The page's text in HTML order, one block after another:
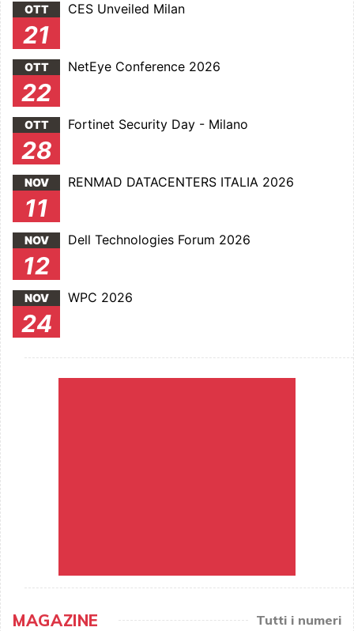
OTT
21
CES Unveiled Milan
OTT
22
NetEye Conference 2026
OTT
28
Fortinet Security Day - Milano
NOV
11
RENMAD DATACENTERS ITALIA 2026
NOV
12
Dell Technologies Forum 2026
NOV
24
WPC 2026
MAGAZINE Tutti i numeri